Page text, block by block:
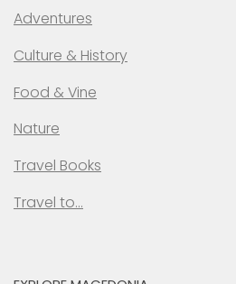
Adventures
Culture & History
Food & Vine
Nature
Travel Books
Travel to…